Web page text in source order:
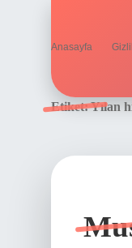
Anasayfa
Etiket:Yılan